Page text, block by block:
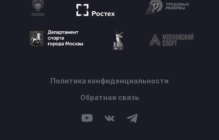
Политика конфиденциальности
Обратная связь